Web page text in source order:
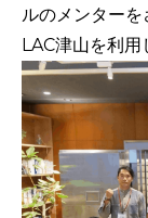
ルのメンター
LAC津山を利用